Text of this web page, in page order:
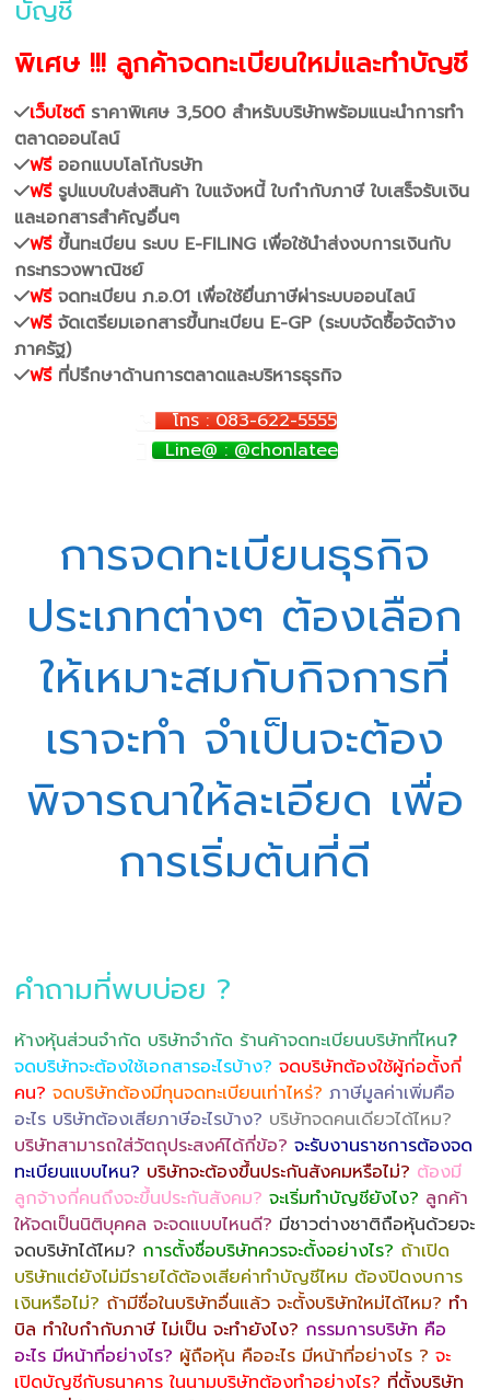
บัญชี
พิเศษ !!! ลูกค้าจดทะเบียนใหม่และทำบัญชี
เว็บไซต์ราคาพิเศษ 3,500 สำหรับบริษัทพร้อมแนะนำการทำ
ตลาดออนไลน์
ฟรีออกแบบโลโก้บรษัท
ฟรีรูปแบบใบส่งสินค้า ใบแจ้งหนี้ ใบกำกับภาษี ใบเสร็จรับเงิน
และเอกสารสำคัญอื่นๆ
ฟรีขึ้นทะเบียน ระบบ E-FILING เพื่อใช้นำส่งงบการเงินกับ
กระทรวงพาณิชย์
ฟรีจดทะเบียน ภ.อ.01 เพื่อใช้ยื่นภาษีผ่าระบบออนไลน์
ฟรีจัดเตรียมเอกสารขึ้นทะเบียน E-GP (ระบบจัดซื้อจัดจ้าง
ภาครัฐ)
ฟรีที่ปรึกษาด้านการตลาดและบริหารธุรกิจ
โทร : 083-622-5555
Line@ : @chonlatee
การจดทะเบียนธุรกิจ
ประเภทต่างๆ ต้องเลือก
ให้เหมาะสมกับกิจการที่
เราจะทำ จำเป็นจะต้อง
พิจารณาให้ละเอียด เพื่อ
การเริ่มต้นที่ดี
คำถามที่พบบ่อย ?
ห้างหุ้นส่วนจำกัด บริษัทจำกัด ร้านค้าจดทะเบียนบริษัทที่ไหน?
จดบริษัทจะต้องใช้เอกสารอะไรบ้าง? จดบริษัทต้องใช้ผู้ก่อตั้งกี่
คน? จดบริษัทต้องมีทุนจดทะเบียนเท่าไหร่? ภาษีมูลค่าเพิ่มคือ
อะไร บริษัทต้องเสียภาษีอะไรบ้าง? บริษัทจดคนเดียวได้ไหม?
บริษัทสามารถใส่วัตถุประสงค์ได้กี่ข้อ? จะรับงานราชการต้องจด
ทะเบียนแบบไหน? บริษัทจะต้องขึ้นประกันสังคมหรือไม่? ต้องมี
ลูกจ้างกี่คนถึงจะขึ้นประกันสังคม? จะเริ่มทำบัญชียังไง? ลูกค้า
ให้จดเป็นนิติบุคคล จะจดแบบไหนดี? มีชาวต่างชาติถือหุ้นด้วยจะ
จดบริษัทได้ไหม? การตั้งชื่อบริษัทควรจะตั้งอย่างไร? ถ้าเปิด
บริษัทแต่ยังไม่มีรายได้ต้องเสียค่าทำบัญชีไหม ต้องปิดงบการ
เงินหรือไม่? ถ้ามีชื่อในบริษัทอื่นแล้ว จะตั้งบริษัทใหม่ได้ไหม? ทำ
บิล ทำใบกำกับภาษี ไม่เป็น จะทำยังไง? กรรมการบริษัท คือ
อะไร มีหน้าที่อย่างไร? ผู้ถือหุ้น คืออะไร มีหน้าที่อย่างไร ? จะ
เปิดบัญชีกับธนาคาร ในนามบริษัทต้องทำอย่างไร? ที่ตั้งบริษัท